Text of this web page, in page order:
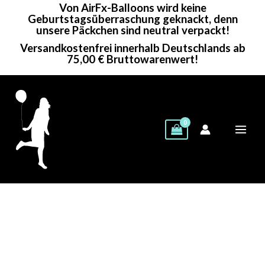
Von AirFx-Balloons wird keine
Geburtstagsüberraschung geknackt, denn
unsere Päckchen sind neutral verpackt!
Versandkostenfrei innerhalb Deutschlands ab
75,00 € Bruttowarenwert!